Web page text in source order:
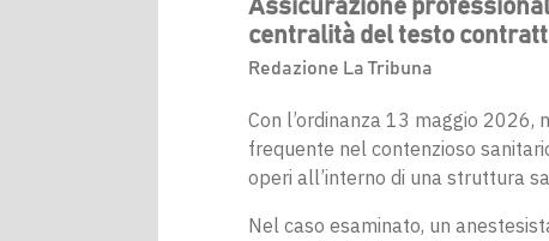
Assicurazione
centralità del testo
Redazione La Tribuna
Con l’ordinanza 13 maggio 2026,
frequente nel contenzioso
operi all’interno di una struttura
Nel caso esaminato, un